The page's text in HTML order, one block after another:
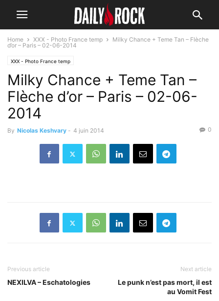
Home XXX - Photo France temp
Milky Chance + Teme Tan – Flèche
d’or – Paris – 02-06-2014
XXX - Photo France temp
Milky Chance + Teme Tan –
Flèche d’or – Paris – 02-06-
2014
By Nicolas Keshvary - 4 juin 2014 0
Previous article
NEXILVA – Eschatologies
Next article
Le punk n’est pas mort, il est
au Vomit Fest